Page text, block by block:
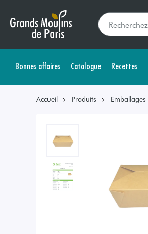
Bonnes affaires Catalogue Recettes
Accueil Produits Emballages